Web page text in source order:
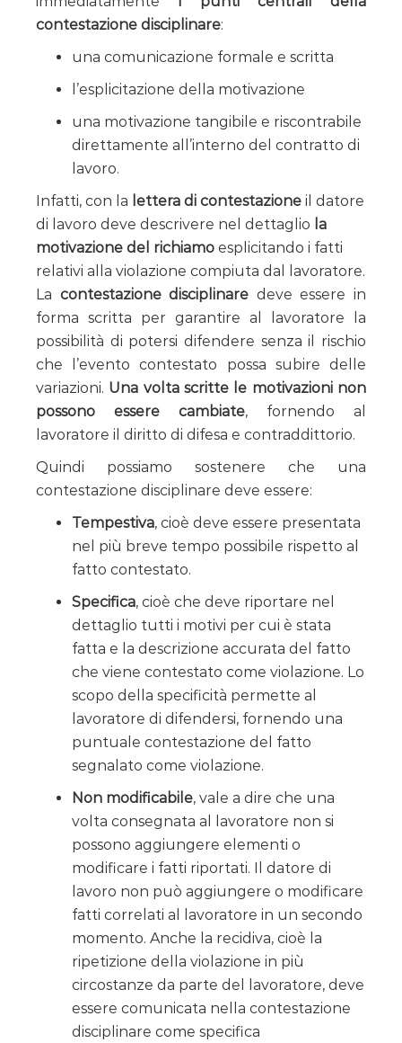
contestazione disciplinare:
una comunicazione formale e scritta
l’esplicitazione della motivazione
una motivazione tangibile e riscontrabile
direttamente all’interno del contratto di
lavoro.
Infatti, con la lettera di contestazione il datore
di lavoro deve descrivere nel dettaglio la
motivazione del richiamo esplicitando i fatti
relativi alla violazione compiuta dal lavoratore.
La contestazione disciplinare deve essere in
forma scritta per garantire al lavoratore la
possibilità di potersi difendere senza il rischio
che l’evento contestato possa subire delle
variazioni. Una volta scritte le motivazioni non
possono essere cambiate, fornendo al
lavoratore il diritto di difesa e contraddittorio.
Quindi possiamo sostenere che una
contestazione disciplinare deve essere:
Tempestiva, cioè deve essere presentata
nel più breve tempo possibile rispetto al
fatto contestato.
Specifica, cioè che deve riportare nel
dettaglio tutti i motivi per cui è stata
fatta e la descrizione accurata del fatto
che viene contestato come violazione. Lo
scopo della specificità permette al
lavoratore di difendersi, fornendo una
puntuale contestazione del fatto
segnalato come violazione.
Non modificabile, vale a dire che una
volta consegnata al lavoratore non si
possono aggiungere elementi o
modificare i fatti riportati. Il datore di
lavoro non può aggiungere o modificare
fatti correlati al lavoratore in un secondo
momento. Anche la recidiva, cioè la
ripetizione della violazione in più
circostanze da parte del lavoratore, deve
essere comunicata nella contestazione
disciplinare come specifica